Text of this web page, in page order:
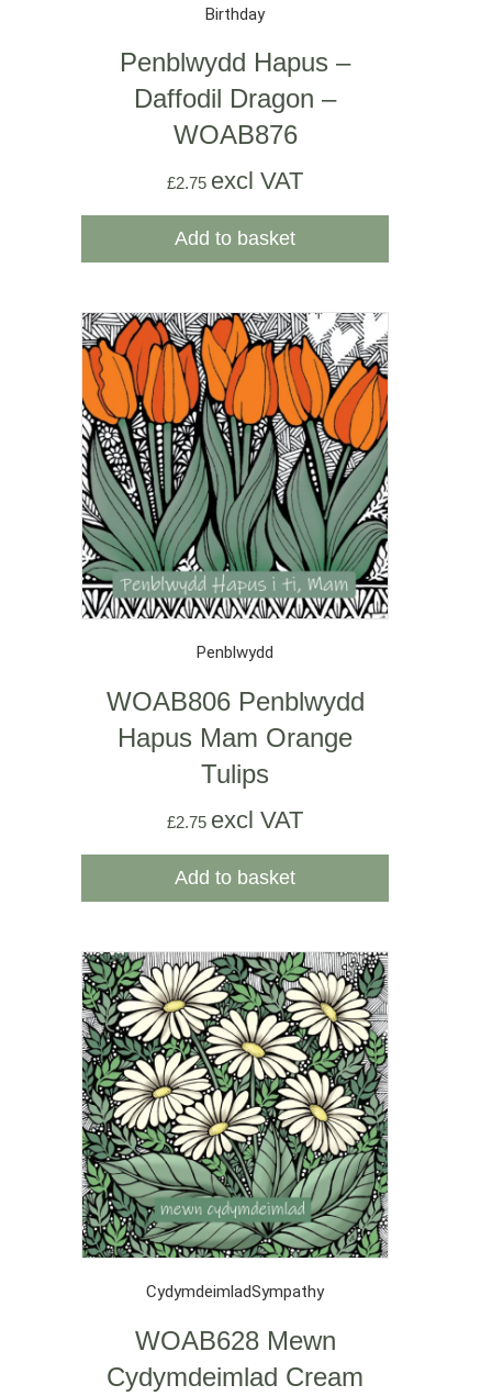
Birthday
Penblwydd Hapus –
Daffodil Dragon –
WOAB876
£2.75 excl VAT
Add to basket
Penblwydd
WOAB806 Penblwydd
Hapus Mam Orange
Tulips
£2.75 excl VAT
Add to basket
CydymdeimladSympathy
WOAB628 Mewn
Cydymdeimlad Cream